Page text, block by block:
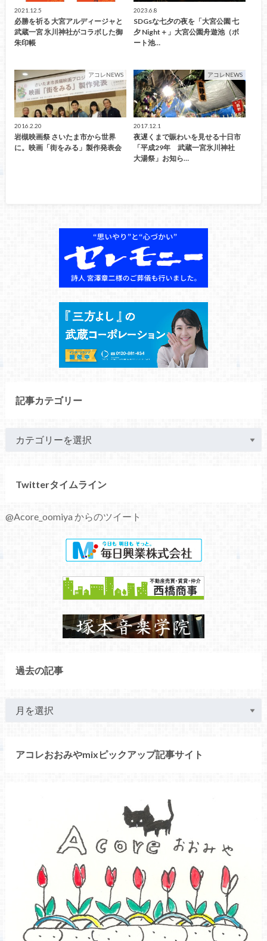
2021.12.5
必勝を祈る 大宮アルディージャと
武蔵一宮 氷川神社がコラボした御
朱印帳
2023.6.8
SDGsな七夕の夜を「大宮公園 七
夕 Night＋」大宮公園舟遊池（ボ
ート池…
アコレNEWS
2016.2.20
岩槻映画祭 さいたま市から世界
に。映画「街をみる」製作発表会
アコレNEWS
2017.12.1
夜遅くまで賑わいを見せる十日市
「平成29年 武蔵一宮氷川神社
大湯祭」お知ら…
記事カテゴリー
Twitterタイムライン
@Acore_oomiya からのツイート
過去の記事
アコレおおみやmixピックアップ記事サイト